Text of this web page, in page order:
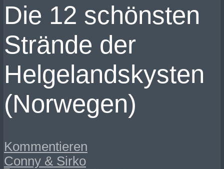
Die 12 schönsten
Strände der
Helgelandskysten
(Norwegen)
Kommentieren
Conny & Sirko